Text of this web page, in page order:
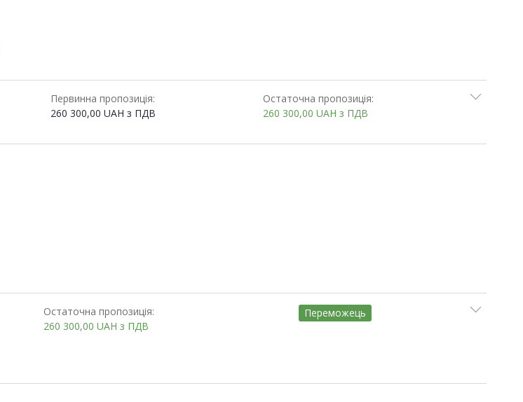
Первинна пропозиція:
260 300,00 UAH з ПДВ
Остаточна пропозиція:
260 300,00UAHз ПДВ
Остаточна пропозиція:
260 300,00 UAH з ПДВ
Переможець